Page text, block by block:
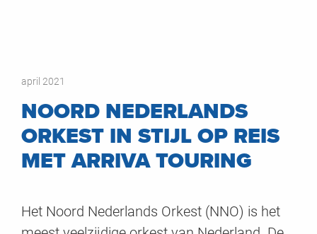
april 2021
NOORD NEDERLANDS
ORKEST IN STIJL OP REIS
MET ARRIVA TOURING
Het Noord Nederlands Orkest (NNO) is het